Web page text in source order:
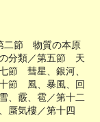
節 物質の本原
分類／第五節 天
節 彗星、銀河、
節 風、暴風、回
、霰、雹／第十二
蜃気樓／第十四